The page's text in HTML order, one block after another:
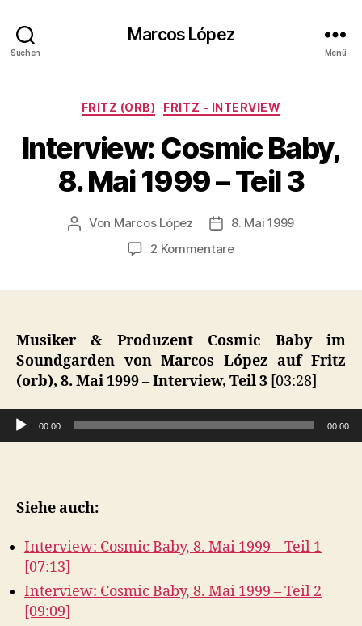
Suchen
Marcos López
Menü
Kategorien
FRITZ (ORB) FRITZ - INTERVIEW
Interview: Cosmic Baby,
8. Mai 1999 – Teil 3
Beitragsautor
Von Marcos López Veröffentlichungsdatum
8. Mai 1999
2 Kommentarezu
Mai
1999
–
Teil
3
Musiker & Produzent Cosmic Baby im
Soundgarden von Marcos López auf Fritz
(orb), 8. Mai 1999 – Interview, Teil 3 [03:28]
Audio-Player
00:00 00:00
Siehe auch:
Interview: Cosmic Baby, 8. Mai 1999 – Teil 1
[07:13]
Interview: Cosmic Baby, 8. Mai 1999 – Teil 2
[09:09]